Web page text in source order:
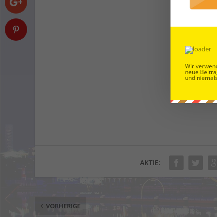
AKTIE:
VORHERIGE
Wir
neue
und